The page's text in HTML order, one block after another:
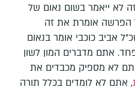
זה לא ייאמר בשום נאום של
הפרשה אומרת את זה
אביב כוכבי אומר בנאום
אתם מדברים המון לשון
לא מספיק מכבדים את
, אתם לא לומדים בכלל תורה